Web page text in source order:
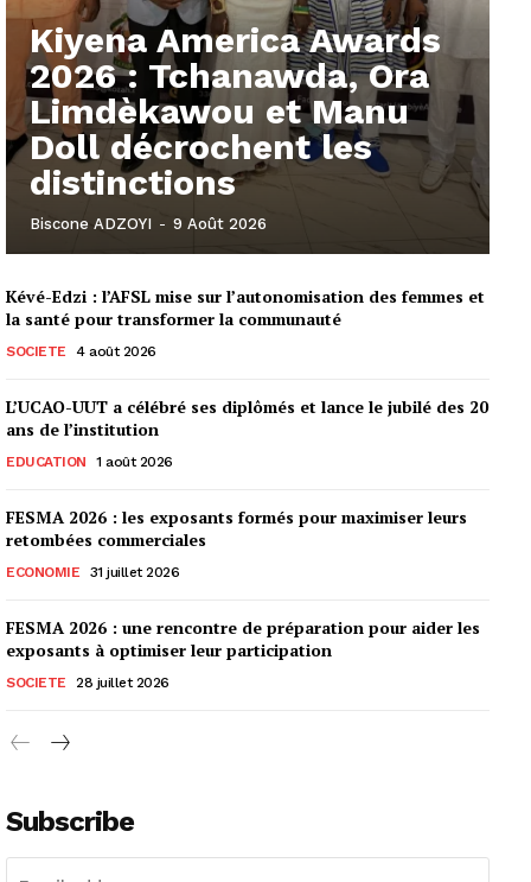
Kiyena America Awards
2026 : Tchanawda, Ora
Limdèkawou et Manu
Doll décrochent les
distinctions
Biscone ADZOYI - 9 Août 2026
Kévé-Edzi : l’AFSL mise sur l’autonomisation des femmes et
la santé pour transformer la communauté
SOCIETE 4 août 2026
L’UCAO-UUT a célébré ses diplômés et lance le jubilé des 20
ans de l’institution
EDUCATION 1 août 2026
FESMA 2026 : les exposants formés pour maximiser leurs
retombées commerciales
ECONOMIE 31 juillet 2026
FESMA 2026 : une rencontre de préparation pour aider les
exposants à optimiser leur participation
SOCIETE 28 juillet 2026
Subscribe